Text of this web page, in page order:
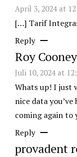
April 3, 2024 at
[…] Tarif
Reply
Roy Cooney
Juli 10, 2024 at
Whats up! I just
nice data
coming again to
Reply
provadent